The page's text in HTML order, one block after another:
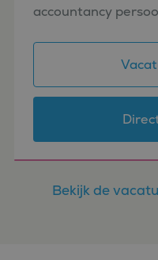
accountancy
je inhoudelijke
Bekijk de